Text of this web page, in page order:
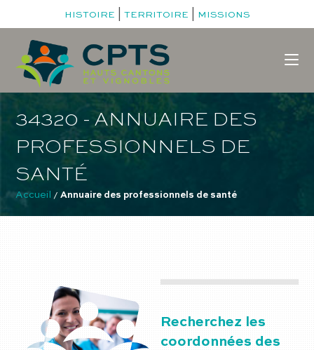
HISTOIRE TERRITOIRE MISSIONS
34320 - ANNUAIRE DES
PROFESSIONNELS DE
SANTÉ
Accueil / Annuaire des professionnels de santé
Recherchez les
coordonnées des